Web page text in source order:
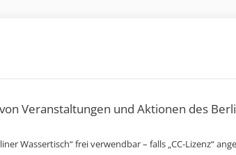
Veranstaltungen und Aktionen des
Wassertisch“ frei verwendbar – falls „CC-Lizenz“